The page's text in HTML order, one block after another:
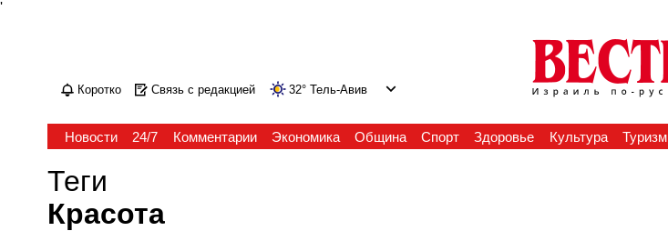
'
Коротко Связь с редакцией 32° Тель-Авив
Новости 24/7 Комментарии Экономика Община Спорт Здоровье Культура Туризм
Теги
Красота